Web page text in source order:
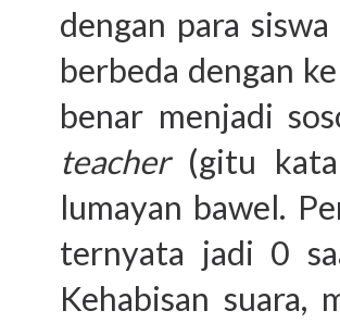
dengan para
berbeda dengan
benar menjadi
teacher(gitu kata
lumayan bawel.
ternyata jadi 0
Kehabisan suara,